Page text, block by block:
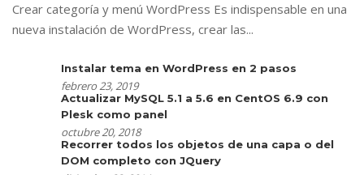
Crear categoría y menú WordPress Es indispensable en una
nueva instalación de WordPress, crear las...
Instalar tema en WordPress en 2 pasos
febrero 23, 2019
Actualizar MySQL 5.1 a 5.6 en CentOS 6.9 con
Plesk como panel
octubre 20, 2018
Recorrer todos los objetos de una capa o del
DOM completo con JQuery